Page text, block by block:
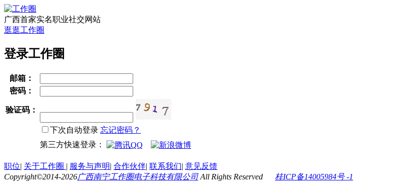
广西首家实名职业社交网站
逛逛工作圈
登录工作圈
邮箱：
密码：
验证码：
下次自动登录 忘记密码？
第三方快速登录：
职位| 关于工作圈 | 服务与声明| 合作伙伴| 联系我们| 意见反馈
Copyright©2014-2026广西南宁工作圈电子科技有限公司All Rights Reserved 桂ICP备14005984号 -1